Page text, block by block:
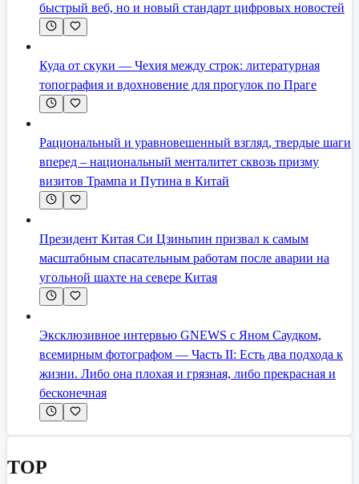
быстрый веб, но и новый стандарт цифровых новостей
Куда от скуки — Чехия между строк: литературная
топография и вдохновение для прогулок по Праге
Рациональный и уравновешенный взгляд, твердые шаги
вперед – национальный менталитет сквозь призму
визитов Трампа и Путина в Китай
Президент Китая Си Цзиньпин призвал к самым
масштабным спасательным работам после аварии на
угольной шахте на севере Китая
Эксклюзивное интервью GNEWS с Яном Саудком,
всемирным фотографом — Часть II: Есть два подхода к
жизни. Либо она плохая и грязная, либо прекрасная и
бесконечная
TOP